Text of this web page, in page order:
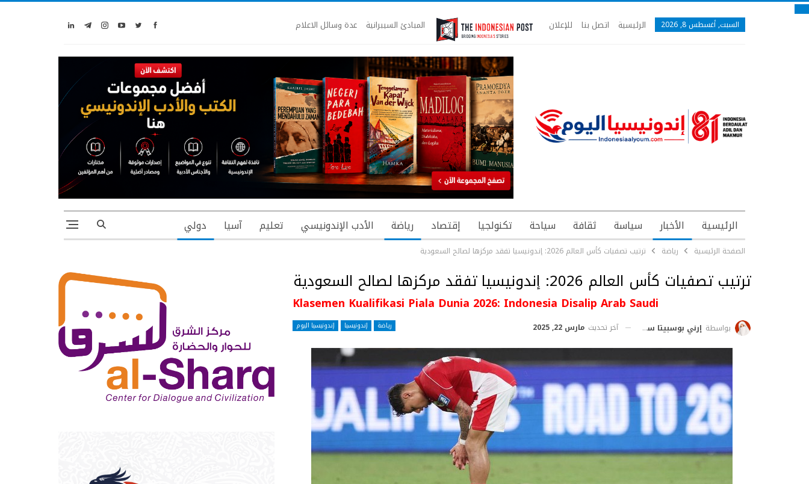
السبت, أغسطس 8, 2026 الرئيسية اتصل بنا للإعلان المبادئ السيبرانية عدة وسائل الاعلام
الرئيسية الأخبار سياسة ثقافة سياحة تكنولجيا إقتصاد رياضة الأدب الإندونيسي تعليم آسيا دولي
الصفحة الرئيسية رياضة ترتيب تصفيات كأس العالم 2026: إندونيسيا تفقد مركزها لصالح السعودية
ترتيب تصفيات كأس العالم 2026: إندونيسيا تفقد مركزها لصالح السعودية
Klasemen Kualifikasi Piala Dunia 2026: Indonesia Disalip Arab Saudi
رياضة إندونيسيا إندونيسيا اليوم بواسطة إرني بوسبيتا ساري آخر تحديث مارس 22, 2025